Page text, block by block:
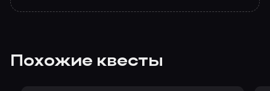
Похожие квесты